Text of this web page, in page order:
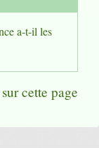
a-t-il les
cette page